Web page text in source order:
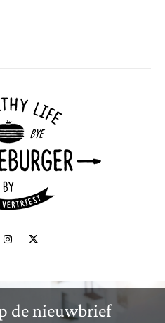
de nieuwbrief